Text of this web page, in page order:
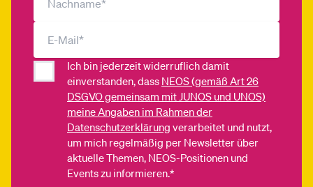
Ich bin jederzeit widerruflich damit
einverstanden, dass NEOS (gemäß Art 26
DSGVO gemeinsam mit JUNOS und UNOS)
meine Angaben im Rahmen der
Datenschutzerklärung verarbeitet und nutzt,
um mich regelmäßig per Newsletter über
aktuelle Themen, NEOS-Positionen und
Events zu informieren.*